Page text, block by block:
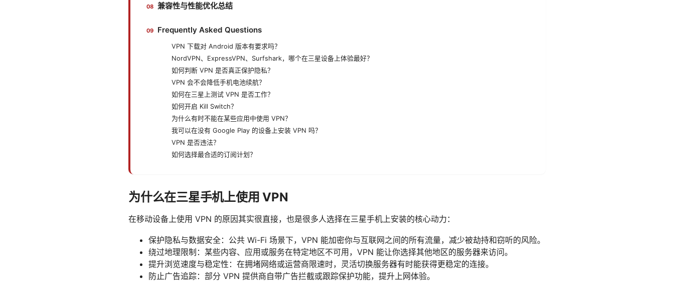
兼容性与性能优化总结
Frequently Asked Questions
VPN 下载对 Android 版本有要求吗？
NordVPN、ExpressVPN、Surfshark，哪个在三星设备上体验最好？
如何判断 VPN 是否真正保护隐私？
VPN 会不会降低手机电池续航？
如何在三星上测试 VPN 是否工作？
如何开启 Kill Switch？
为什么有时不能在某些应用中使用 VPN？
我可以在没有 Google Play 的设备上安装 VPN 吗？
VPN 是否违法？
如何选择最合适的订阅计划？
为什么在三星手机上使用 VPN
在移动设备上使用 VPN 的原因其实很直接，也是很多人选择在三星手机上安装的核心动力：
保护隐私与数据安全：公共 Wi-Fi 场景下，VPN 能加密你与互联网之间的所有流量，减少被劫持和窃听的风险。
绕过地理限制：某些内容、应用或服务在特定地区不可用，VPN 能让你选择其他地区的服务器来访问。
提升浏览速度与稳定性：在拥堵网络或运营商限速时，灵活切换服务器有时能获得更稳定的连接。
防止广告追踪：部分 VPN 提供商自带广告拦截或跟踪保护功能，提升上网体验。